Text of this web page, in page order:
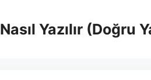
Nasıl Yazılır (Doğru